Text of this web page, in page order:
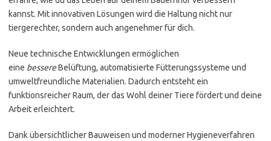
kannst. Mit innovativen Lösungen wird die Haltung nicht nur
tiergerechter, sondern auch angenehmer für dich.
Neue technische Entwicklungen ermöglichen
eine bessereBelüftung, automatisierte Fütterungssysteme und
umweltfreundliche Materialien. Dadurch entsteht ein
funktionsreicher Raum, der das Wohl deiner Tiere fördert und deine
Arbeit erleichtert.
Dank übersichtlicher Bauweisen und moderner Hygieneverfahren